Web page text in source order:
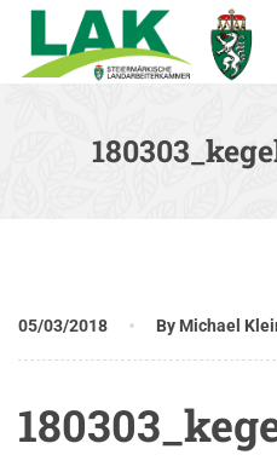
05/03/2018 By Michael